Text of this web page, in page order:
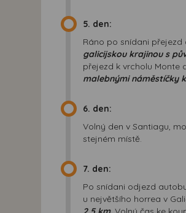
5. den:
Ráno po snídani
galicijskou krajinou s
přejezd k vrcholu Monte
malebnými náměstíčky
6. den:
Volný den v Santiagu,
stejném místě.
7. den:
Po snídani odjezd
u největšího horrea v